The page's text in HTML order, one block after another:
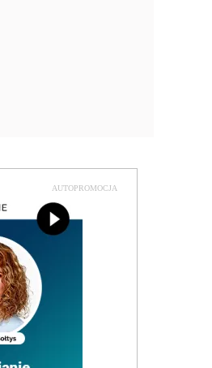
AUTOPROMOCJA